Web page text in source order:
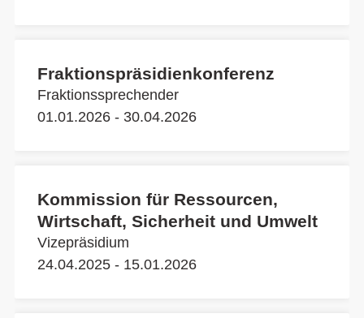
Fraktionspräsidienkonferenz
Fraktionssprechender
01.01.2026 - 30.04.2026
Kommission für Ressourcen,
Wirtschaft, Sicherheit und Umwelt
Vizepräsidium
24.04.2025 - 15.01.2026